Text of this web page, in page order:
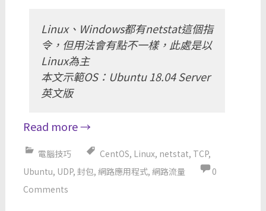
Linux、Windows都有netstat這個指
令，但用法會有點不一樣，此處是以
Linux為主
本文示範OS：Ubuntu 18.04 Server
英文版
Read more→
電腦技巧 CentOS, Linux, netstat, TCP,
Ubuntu, UDP, 封包, 網路應用程式, 網路流量
0
Comments